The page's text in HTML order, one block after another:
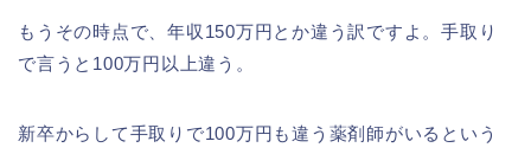
もうその時点で、年収150万円とか違う訳ですよ。手取り
で言うと100万円以上違う。
新卒からして手取りで100万円も違う薬剤師がいるという